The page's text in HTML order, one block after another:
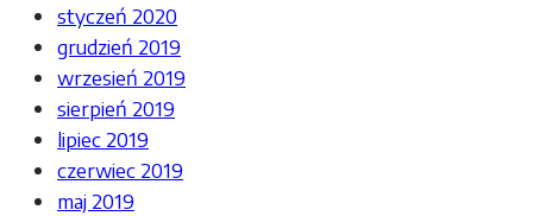
styczeń 2020
grudzień 2019
wrzesień 2019
sierpień 2019
lipiec 2019
czerwiec 2019
maj 2019